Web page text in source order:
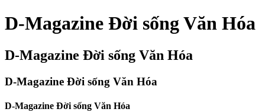
D-Magazine Đời sống Văn Hóa
D-Magazine Đời sống Văn Hóa
D-Magazine Đời sống Văn Hóa
D-Magazine Đời sống Văn Hóa